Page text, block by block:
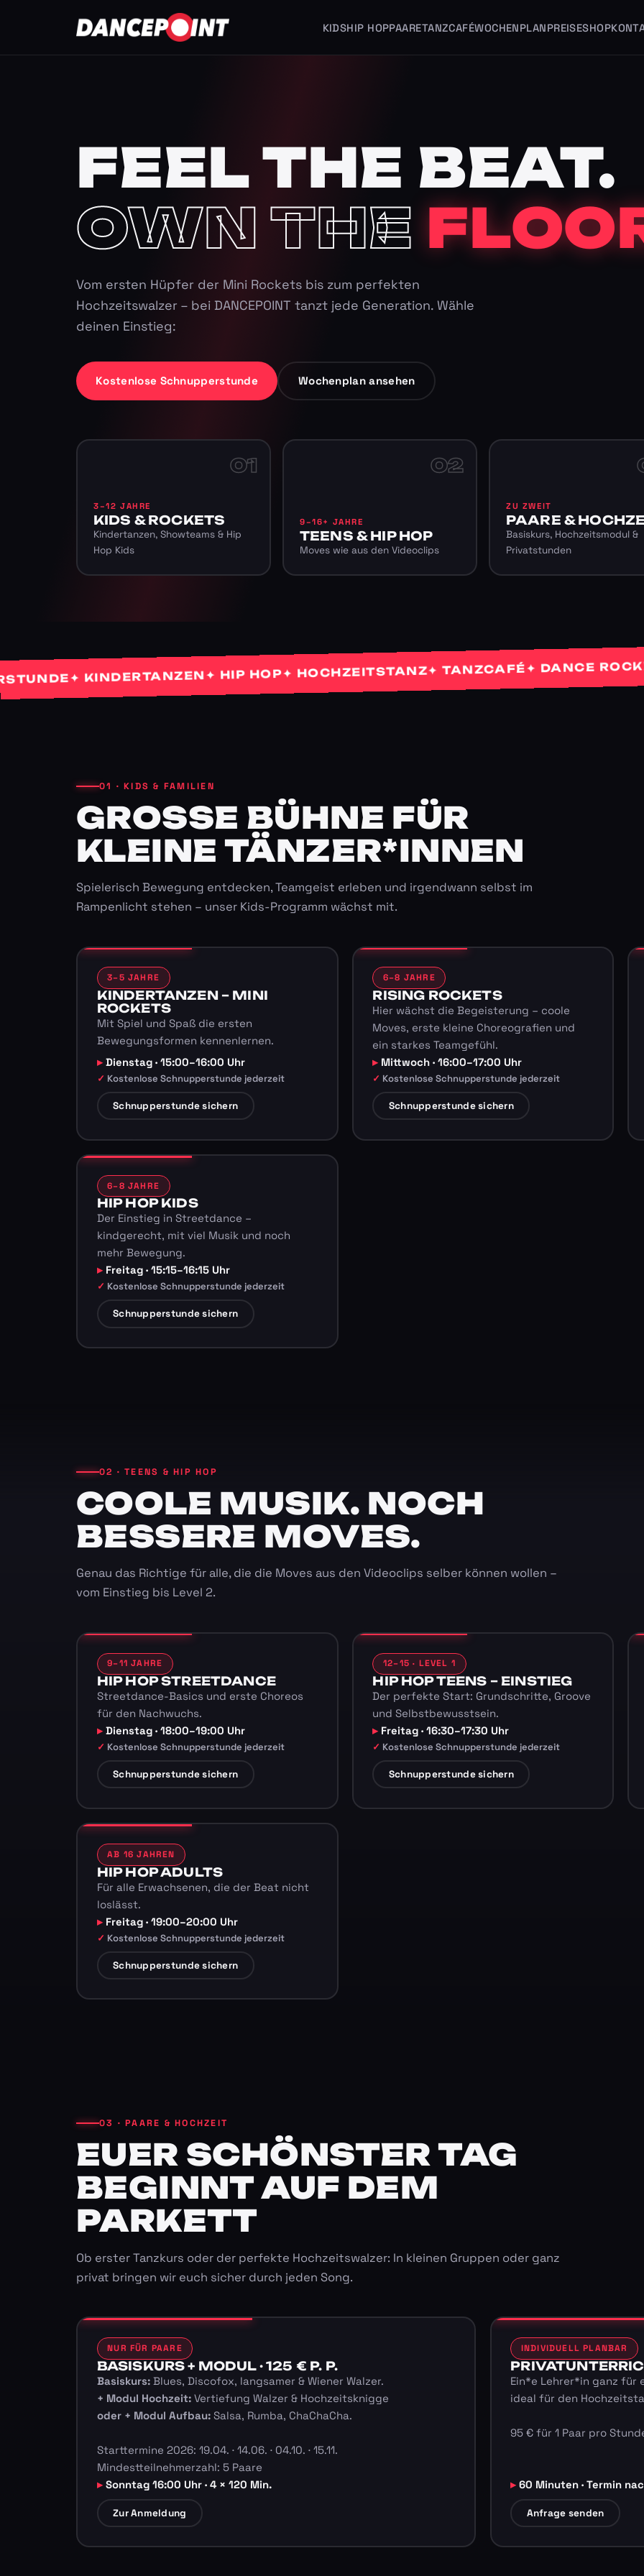
KIDSHIP HOPPAARETANZCAFÉWOCHENPLANPREISESHOP
FEEL THE BEAT.
OWN THE
Vom ersten Hüpfer der Mini Rockets bis zum perfekten
Hochzeitswalzer – bei DANCEPOINT tanzt jede Generation. Wähle
deinen Einstieg:
Kostenlose Schnupperstunde Wochenplan ansehen
01
3–12 JAHRE
KIDS & ROCKETS
Kindertanzen, Showteams & Hip
Hop Kids
02
9–16+ JAHRE
TEENS & HIP HOP
Moves wie aus den Videoclips
ZU ZWEIT
PAARE &
Basiskurs, Hochzeitsmodul &
Privatstunden
✦ KINDERTANZEN✦ HIP HOP✦ HOCHZEITSTANZ✦ TANZCAFÉ✦ DANCE ROCKETS✦
01 · KIDS & FAMILIEN
GROSSE BÜHNE FÜR K
LEINE TÄNZER*INNEN
Spielerisch Bewegung entdecken, Teamgeist erleben und irgendwann selbst im
Rampenlicht stehen – unser Kids-Programm wächst mit.
3–5 JAHRE
KINDERTANZEN – MINI
ROCKETS
Mit Spiel und Spaß die ersten
Bewegungsformen kennenlernen.
Dienstag · 15:00–16:00 Uhr
Kostenlose Schnupperstunde jederzeit
Schnupperstunde sichern
6–8 JAHRE
RISING ROCKETS
Hier wächst die Begeisterung – coole
Moves, erste kleine Choreografien und
ein starkes Teamgefühl.
Mittwoch · 16:00–17:00 Uhr
Kostenlose Schnupperstunde jederzeit
Schnupperstunde sichern
6–8 JAHRE
HIP HOP KIDS
Der Einstieg in Streetdance –
kindgerecht, mit viel Musik und noch
mehr Bewegung.
Freitag · 15:15–16:15 Uhr
Kostenlose Schnupperstunde jederzeit
Schnupperstunde sichern
02 · TEENS & HIP HOP
COOLE MUSIK. NOCH
BESSERE MOVES.
Genau das Richtige für alle, die die Moves aus den Videoclips selber können wollen –
vom Einstieg bis Level 2.
9–11 JAHRE
HIP HOP STREETDANCE
Streetdance-Basics und erste Choreos
für den Nachwuchs.
Dienstag · 18:00–19:00 Uhr
Kostenlose Schnupperstunde jederzeit
Schnupperstunde sichern
12–15 · LEVEL 1
HIP HOP TEENS – EINSTIEG
Der perfekte Start: Grundschritte, Groove
und Selbstbewusstsein.
Freitag · 16:30–17:30 Uhr
Kostenlose Schnupperstunde jederzeit
Schnupperstunde sichern
AB 16 JAHREN
HIP HOP ADULTS
Für alle Erwachsenen, die der Beat nicht
loslässt.
Freitag · 19:00–20:00 Uhr
Kostenlose Schnupperstunde jederzeit
Schnupperstunde sichern
03 · PAARE & HOCHZEIT
EUER SCHÖNSTER TAG
BEGINNT AUF DEM
PARKETT
Ob erster Tanzkurs oder der perfekte Hochzeitswalzer: In kleinen Gruppen oder ganz
privat bringen wir euch sicher durch jeden Song.
NUR FÜR PAARE
BASISKURS + MODUL · 125 € P. P.
Basiskurs:Blues, Discofox, langsamer & Wiener Walzer.
+ Modul Hochzeit:Vertiefung Walzer & Hochzeitsknigge
oder + Modul Aufbau:Salsa, Rumba, ChaChaCha.
Starttermine 2026: 19.04. · 14.06. · 04.10. · 15.11.
Mindestteilnehmerzahl: 5 Paare
Sonntag 16:00 Uhr · 4 × 120 Min.
Zur Anmeldung
INDIVIDUELL PLANBAR
Ein*e Lehrer*in ganz für
ideal für den
95 € für 1 Paar pro
60 Minuten · Termin
Anfrage senden